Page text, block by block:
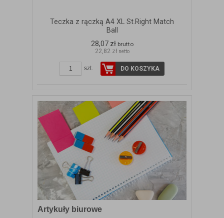
Teczka z rączką A4 XL St.Right Match
Ball
28,07 zł brutto
22,82 zł netto
szt. DO KOSZYKA
Artykuły biurowe